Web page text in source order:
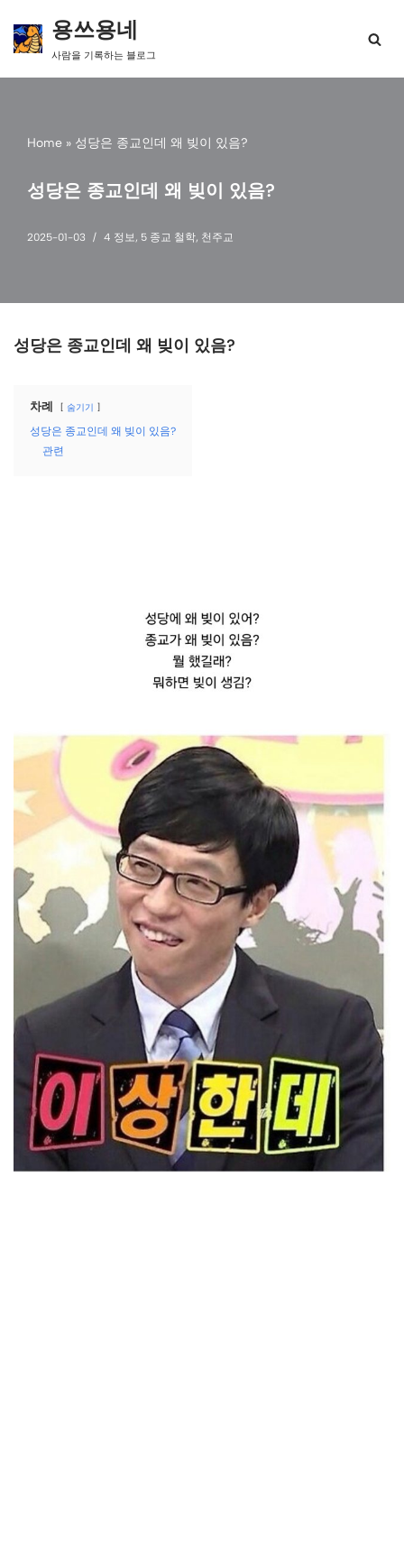
콘
용쓰용네
사람을 기록하는 블로그
Home » 성당은 종교인데 왜 빚이 있음?
성당은 종교인데 왜 빚이 있음?
2025-01-03 4 정보, 5 종교 철학, 천주교
성당은 종교인데 왜 빚이 있음?
차례 숨기기
성당은 종교인데 왜 빚이 있음?
관련